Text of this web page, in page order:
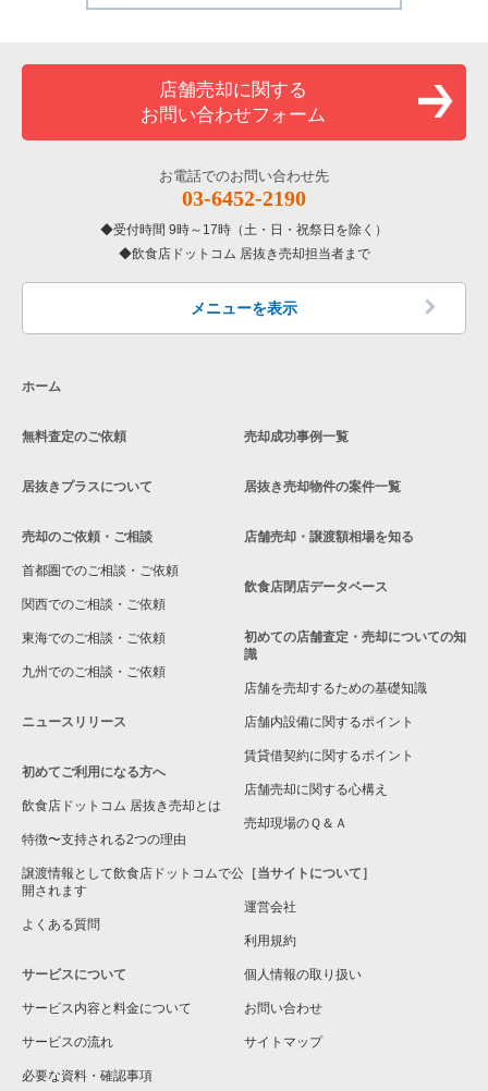
店舗売却に関する
お問い合わせフォーム
お電話でのお問い合わせ先
03-6452-2190
受付時間 9時～17時（土・日・祝祭日を除く）
飲食店ドットコム 居抜き売却担当者まで
メニューを表示
ホーム
無料査定のご依頼
居抜きプラスについて
売却のご依頼・ご相談
首都圏でのご相談・ご依頼
関西でのご相談・ご依頼
東海でのご相談・ご依頼
九州でのご相談・ご依頼
ニュースリリース
初めてご利用になる方へ
飲食店ドットコム 居抜き売却とは
特徴〜支持される2つの理由
譲渡情報として飲食店ドットコムで公
開されます
よくある質問
サービスについて
サービス内容と料金について
サービスの流れ
必要な資料・確認事項
売却成功事例一覧
居抜き売却物件の案件一覧
店舗売却・譲渡額相場を知る
飲食店閉店データベース
初めての店舗査定・売却についての知
識
店舗を売却するための基礎知識
店舗内設備に関するポイント
賃貸借契約に関するポイント
店舗売却に関する心構え
売却現場のＱ＆Ａ
［当サイトについて］
運営会社
利用規約
個人情報の取り扱い
お問い合わせ
サイトマップ